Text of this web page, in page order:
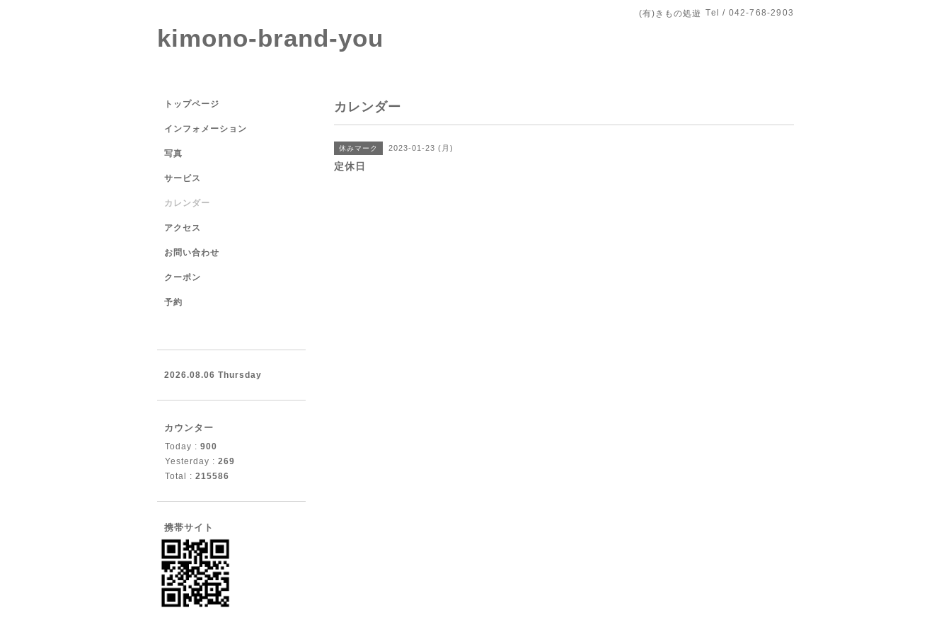
(有)きもの処遊 Tel / 042-768-2903
kimono-brand-you
カレンダー
休みマーク 2023-01-23 (月)
定休日
トップページ
インフォメーション
写真
サービス
カレンダー
アクセス
お問い合わせ
クーポン
予約
2026.08.06 Thursday
カウンター
Today : 900
Yesterday : 269
Total : 215586
携帯サイト